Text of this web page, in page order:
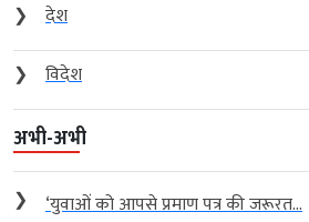
❯
देश
❯
विदेश
अभी-अभी
❯ ‘युवाओं को आपसे प्रमाण पत्र की जरूरत...